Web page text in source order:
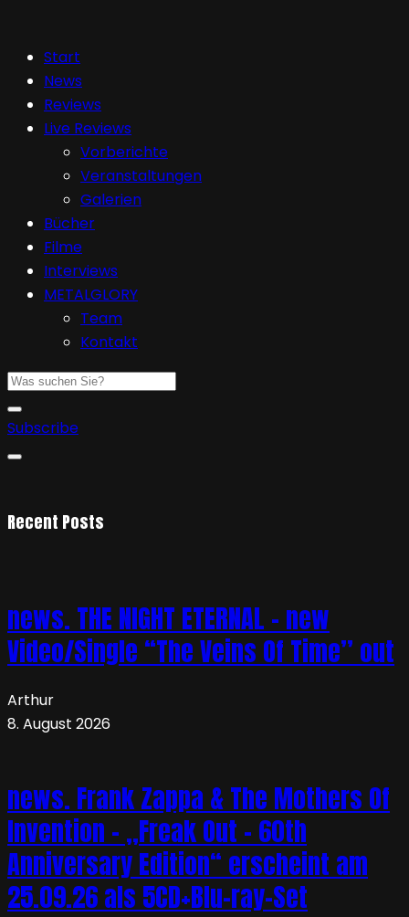
Start
News
Reviews
Live Reviews
Vorberichte
Veranstaltungen
Galerien
Bücher
Filme
Interviews
METALGLORY
Team
Kontakt
Subscribe
Recent Posts
news. THE NIGHT ETERNAL – new
Video/Single “The Veins Of Time” out
Arthur
8. August 2026
news. Frank Zappa & The Mothers Of
Invention – „Freak Out – 60th
Anniversary Edition“ erscheint am
25.09.26 als 5CD+Blu-ray-Set